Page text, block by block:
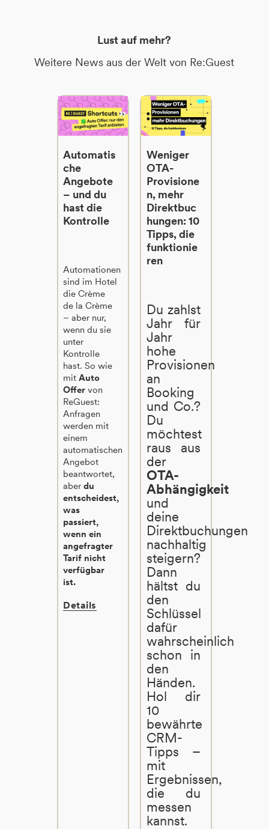
Lust auf mehr?
Weitere News aus der Welt von Re:Guest
Automatis
che
Angebote
– und du
hast die
Kontrolle
Automationen
sind im Hotel
die Crème
de la Crème
– aber nur,
wenn du sie
unter
Kontrolle
hast. So wie
mitAuto
Offer von
ReGuest:
Anfragen
werden mit
einem
automatischen
Angebot
beantwortet,
aberdu
entscheidest,
was
passiert,
wenn ein
angefragter
Tarif nicht
verfügbar
ist.
Details
Weniger
OTA-
Provisione
n, mehr
Direktbuc
hungen: 10
Tipps, die
funktionie
ren
Du zahlst
Jahr für
Jahr
hohe
Provisionen
an
Booking
und Co.?
Du
möchtest
raus aus
der
OTA-
Abhängigkeit
und
deine
Direktbuchungen
nachhaltig
steigern?
Dann
hältst du
den
Schlüssel
dafür
wahrscheinlich
schon in
den
Händen.
Hol dir
10
bewährte
CRM-
Tipps –
mit
Ergebnissen,
die du
messen
kannst.